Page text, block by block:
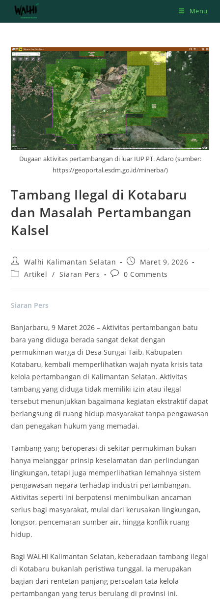
Menu
Dugaan aktivitas pertambangan di luar IUP PT. Adaro (sumber:
https://geoportal.esdm.go.id/minerba/)
Tambang Ilegal di Kotabaru
dan Masalah Pertambangan
Kalsel
Post
author:
Walhi Kalimantan Selatan
Post
published:
Maret 9, 2026
PostArtikel / Siaran Pers
Post0 Comments
Siaran Pers
Banjarbaru, 9 Maret 2026 – Aktivitas pertambangan batu
bara yang diduga berada sangat dekat dengan
permukiman warga di Desa Sungai Taib, Kabupaten
Kotabaru, kembali memperlihatkan wajah nyata krisis tata
kelola pertambangan di Kalimantan Selatan. Aktivitas
tambang yang diduga tidak memiliki izin atau ilegal
tersebut menunjukkan bagaimana kegiatan ekstraktif dapat
berlangsung di ruang hidup masyarakat tanpa pengawasan
dan penegakan hukum yang memadai.
Tambang yang beroperasi di sekitar permukiman bukan
hanya melanggar prinsip keselamatan dan perlindungan
lingkungan, tetapi juga memperlihatkan lemahnya sistem
pengawasan negara terhadap industri pertambangan.
Aktivitas seperti ini berpotensi menimbulkan ancaman
serius bagi masyarakat, mulai dari kerusakan lingkungan,
longsor, pencemaran sumber air, hingga konflik ruang
hidup.
Bagi WALHI Kalimantan Selatan, keberadaan tambang ilegal
di Kotabaru bukanlah peristiwa tunggal. Ia merupakan
bagian dari rentetan panjang persoalan tata kelola
pertambangan yang terus berulang di provinsi ini.